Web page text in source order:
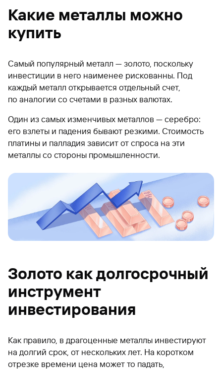
Какие металлы можно
купить
Самый популярный металл — золото, поскольку
инвестиции в него наименее рискованны. Под
каждый металл открывается отдельный счет,
по аналогии со счетами в разных валютах.
Один из самых изменчивых металлов — серебро:
его взлеты и падения бывают резкими. Стоимость
платины и палладия зависит от спроса на эти
металлы со стороны промышленности.
Золото как долгосрочный
инструмент
инвестирования
Как правило, в драгоценные металлы инвестируют
на долгий срок, от нескольких лет. На коротком
отрезке времени цена может то падать,